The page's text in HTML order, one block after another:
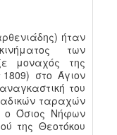
ήταν
των
μοναχός της
στο Άγιον
του
ταραχών
ο Όσιος Νήφων
της Θεοτόκου